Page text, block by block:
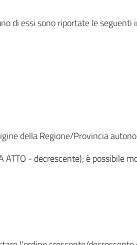
di essi sono riportate le seguenti
della Regione/Provincia
- decrescente); è possibile